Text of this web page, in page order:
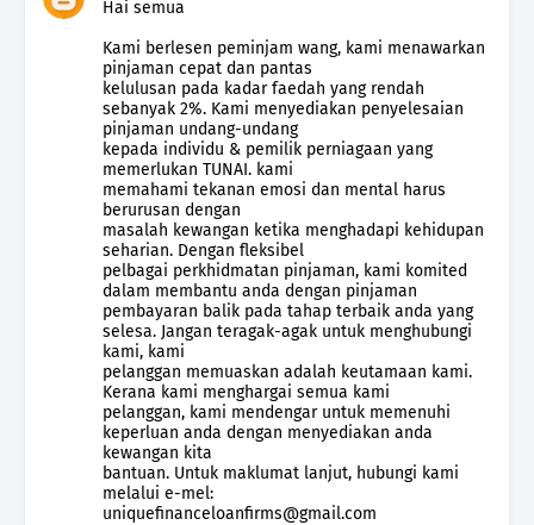
Hai semua
Kami berlesen peminjam wang, kami menawarkan
pinjaman cepat dan pantas
kelulusan pada kadar faedah yang rendah
sebanyak 2%. Kami menyediakan penyelesaian
pinjaman undang-undang
kepada individu & pemilik perniagaan yang
memerlukan TUNAI. kami
memahami tekanan emosi dan mental harus
berurusan dengan
masalah kewangan ketika menghadapi kehidupan
seharian. Dengan fleksibel
pelbagai perkhidmatan pinjaman, kami komited
dalam membantu anda dengan pinjaman
pembayaran balik pada tahap terbaik anda yang
selesa. Jangan teragak-agak untuk menghubungi
kami, kami
pelanggan memuaskan adalah keutamaan kami.
Kerana kami menghargai semua kami
pelanggan, kami mendengar untuk memenuhi
keperluan anda dengan menyediakan anda
kewangan kita
bantuan. Untuk maklumat lanjut, hubungi kami
melalui e-mel:
uniquefinanceloanfirms@gmail.com